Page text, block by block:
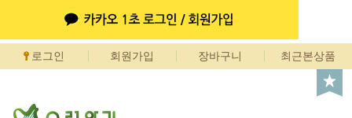
로그인 회원가입 장바구니 최근본상품